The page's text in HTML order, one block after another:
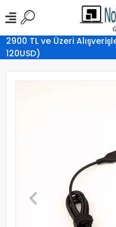
2900 TL ve Üzeri
120USD)